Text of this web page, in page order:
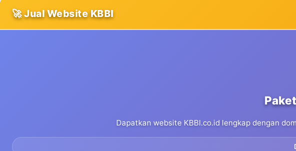
🚀 Jual Website KBBI
Dapatkan website KBBI.co.id lengkap dengan